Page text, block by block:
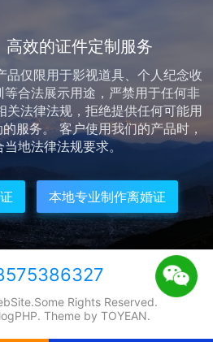
高效的证件定制服务
品仅限用于影视道具、个人纪念收
合法展示用途，严禁用于任何非
关法律法规，拒绝提供任何可能用
服务。 客户使用我们的产品时，
当地法律法规要求。
本地专业制作离婚证
Rights Reserved.
. Theme by TOYEAN.